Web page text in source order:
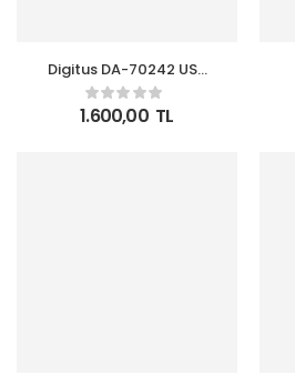
Digitus DA-70242 USB
3.0 Hub,3xUSB
3.0port,1xUSB
1.600,00 TL